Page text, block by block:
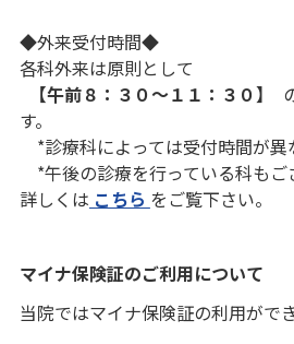
◆外来受付時間◆
各科外来は原則として
【午前８：３０～１１：３０】
す。
*診療科によっては受付時間が異
*午後の診療を行っている科もご
詳しくは こちら をご覧下さい。
マイナ保険証のご利用について
当院ではマイナ保険証の利用ができ